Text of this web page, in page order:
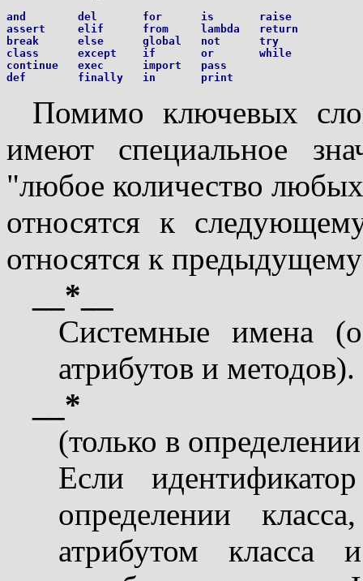
and        del       for      is       raise
assert     elif      from     lambda   return
break      else      global   not      try
class      except    if       or       while
continue   exec      import   pass
Помимо ключевых
имеют специальное
"любое количество
относятся к
относятся к
__*__
Системные имена
атрибутов и методов).
__*
(только в
Если
определении
атрибутом класса